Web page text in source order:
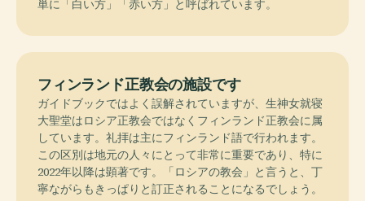
単に「白い方」「赤い方」と呼ばれています。
フィンランド正教会の施設です
ガイドブックではよく誤解されていますが、生神女就寝
大聖堂はロシア正教会ではなくフィンランド正教会に属
しています。礼拝は主にフィンランド語で行われます。
この区別は地元の人々にとって非常に重要であり、特に
2022年以降は顕著です。「ロシアの教会」と言うと、丁
寧ながらもきっぱりと訂正されることになるでしょう。